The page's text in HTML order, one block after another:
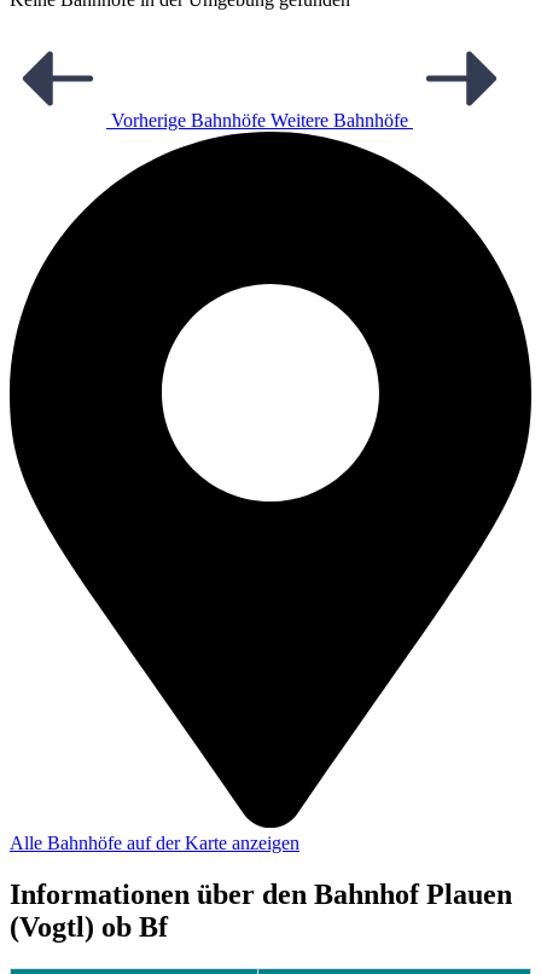
Vorherige Bahnhöfe Weitere Bahnhöfe
Alle Bahnhöfe auf der Karte anzeigen
Informationen über den Bahnhof Plauen
(Vogtl) ob Bf